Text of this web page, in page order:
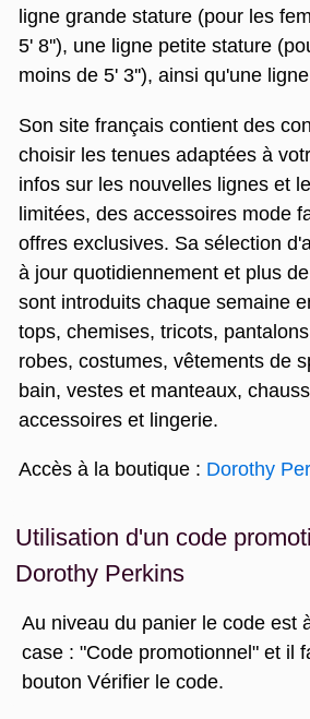
ligne grande stature (pour les
5' 8''), une ligne petite stature
moins de 5' 3''), ainsi qu'une
Son site français contient des
choisir les tenues adaptées à
infos sur les nouvelles lignes et
limitées, des accessoires mode
offres exclusives. Sa sélection
à jour quotidiennement et plus
sont introduits chaque semaine
tops, chemises, tricots,
robes, costumes, vêtements de
bain, vestes et manteaux,
accessoires et lingerie.
Accès à la boutique : Dorothy
Utilisation d'un code
Dorothy Perkins
Au niveau du panier le code est
case : "Code promotionnel" et il
bouton Vérifier le code.